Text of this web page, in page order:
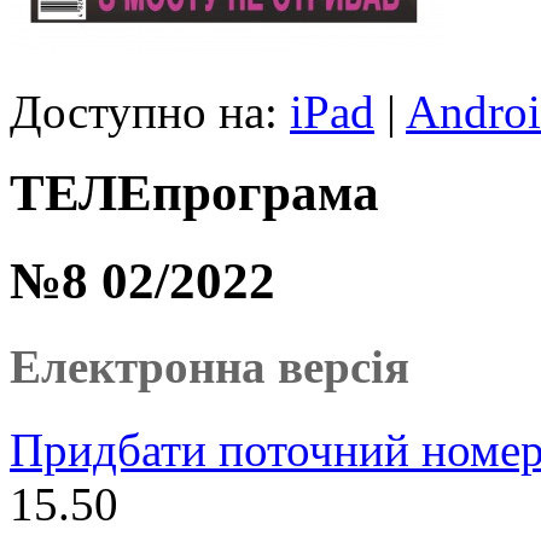
Доступно на: iPad |
ТЕЛЕпрограма
№8 02/2022
Електронна версія
Придбати поточний
15.50